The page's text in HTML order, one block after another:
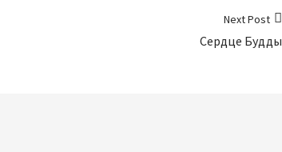
Next Post
Сердце Будды